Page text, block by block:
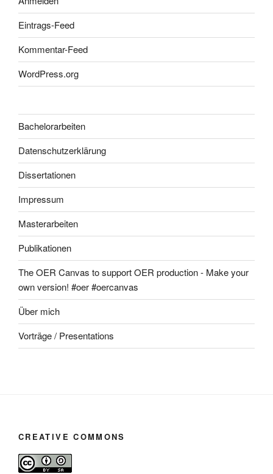
Eintrags-Feed
Kommentar-Feed
WordPress.org
Bachelorarbeiten
Datenschutzerklärung
Dissertationen
Impressum
Masterarbeiten
Publikationen
The OER Canvas to support OER production - Make your
own version! #oer #oercanvas
Über mich
Vorträge / Presentations
CREATIVE COMMONS